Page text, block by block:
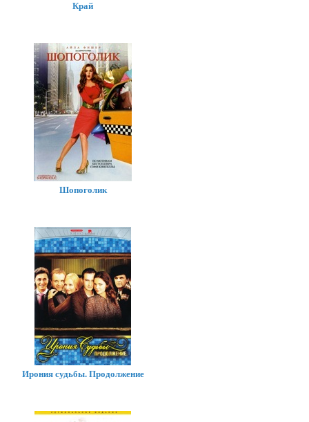
Край
Шопоголик
Ирония судьбы. Продолжение